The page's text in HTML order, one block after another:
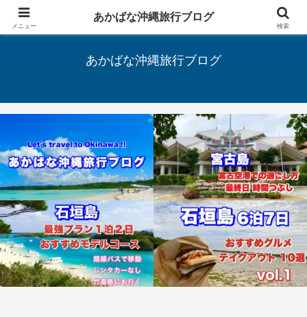
Let's travel to Okinawa !!
あかばな沖縄旅行ブログ
メニュー
あかばな沖縄旅行ブログ
検索